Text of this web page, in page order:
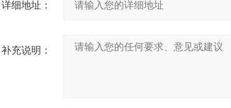
详细地址：
补充说明：